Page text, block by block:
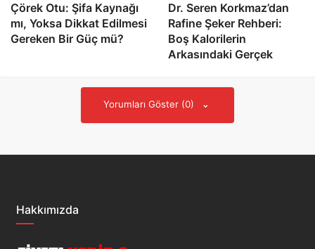
Çörek Otu: Şifa Kaynağı
mı, Yoksa Dikkat Edilmesi
Gereken Bir Güç mü?
Dr. Seren Korkmaz’dan
Rafine Şeker Rehberi:
Boş Kalorilerin
Arkasındaki Gerçek
Yorumları Göster (0)
Hakkımızda